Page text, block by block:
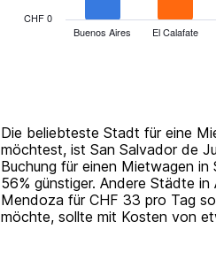
has
13
categories.
The
chart
has
1
Buenos Aires El Calafate
CHF 0
Die beliebteste Stadt für eine
möchtest, ist San Salvador de
Buchung für einen Mietwagen
56% günstiger. Andere Städte
Mendoza für CHF 33 pro Tag
möchte, sollte mit Kosten von